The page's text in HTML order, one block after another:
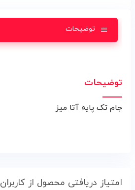
توضیحات
توضیحات
جام تک پايه آتا ميز
امتیاز دریافتی محصول از کاربران